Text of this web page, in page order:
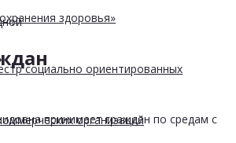
здоровья»
социально ориентированных
организаций
принимает граждан по средам с